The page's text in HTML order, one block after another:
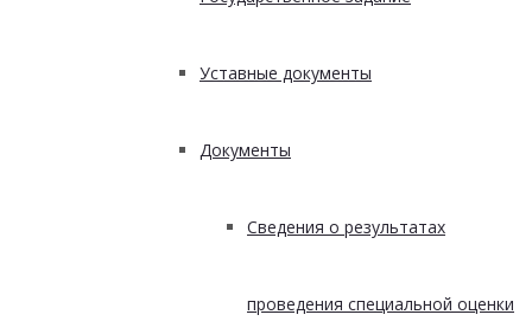
Уставные документы
Документы
Сведения о результатах
проведения специальной оценки